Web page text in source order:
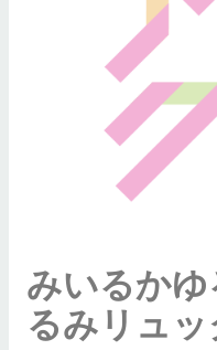
みいるか
るみリュッ